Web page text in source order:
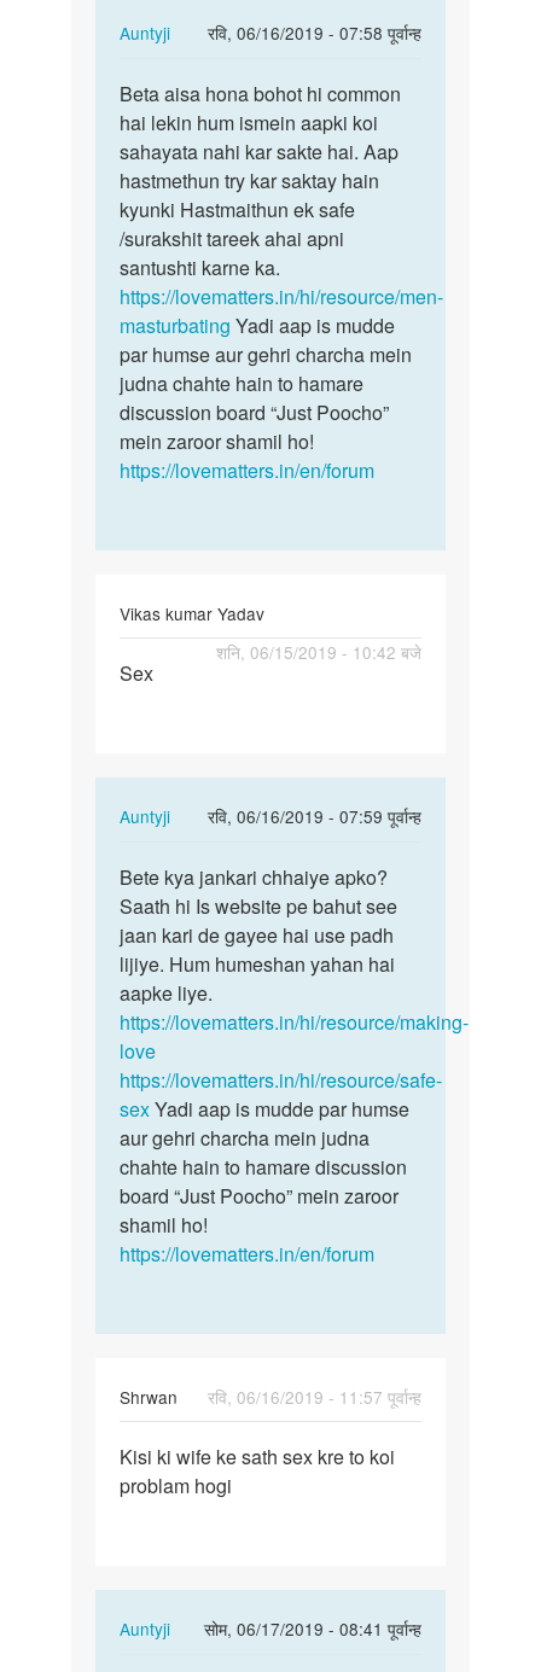
Auntyji
रवि, 06/16/2019 - 07:58 पूर्वान्ह
In
to
Me
sex
karna
chata
hu
by
Monu
Meena
Beta
aisa
hona
bohot
hi…
Beta aisa hona bohot hi common
hai lekin hum ismein aapki koi
sahayata nahi kar sakte hai. Aap
hastmethun try kar saktay hain
kyunki Hastmaithun ek safe
/surakshit tareek ahai apni
santushti karne ka.
https://lovematters.in/hi/resource/men-
masturbating Yadi aap is mudde
par humse aur gehri charcha mein
judna chahte hain to hamare
discussion board “Just Poocho”
mein zaroor shamil ho!
https://lovematters.in/en/forum
Vikas kumar Yadav
शनि, 06/15/2019 - 10:42 बजे
Sex
Sex
Auntyji
रवि, 06/16/2019 - 07:59 पूर्वान्ह
In
to
Sex
by
Vikas
kumar
Yadav
Bete
kya
jankari
chhaiye…
Bete kya jankari chhaiye apko?
Saath hi Is website pe bahut see
jaan kari de gayee hai use padh
lijiye. Hum humeshan yahan hai
aapke liye.
https://lovematters.in/hi/resource/making-
love
https://lovematters.in/hi/resource/safe-
sexYadi aap is mudde par humse
aur gehri charcha mein judna
chahte hain to hamare discussion
board “Just Poocho” mein zaroor
shamil ho!
https://lovematters.in/en/forum
Shrwan
रवि, 06/16/2019 - 11:57 पूर्वान्ह
Kisi
ki
kre…
Kisi ki wife ke sath sex kre to koi
problam hogi
Auntyji
सोम, 06/17/2019 - 08:41 पूर्वान्ह
In